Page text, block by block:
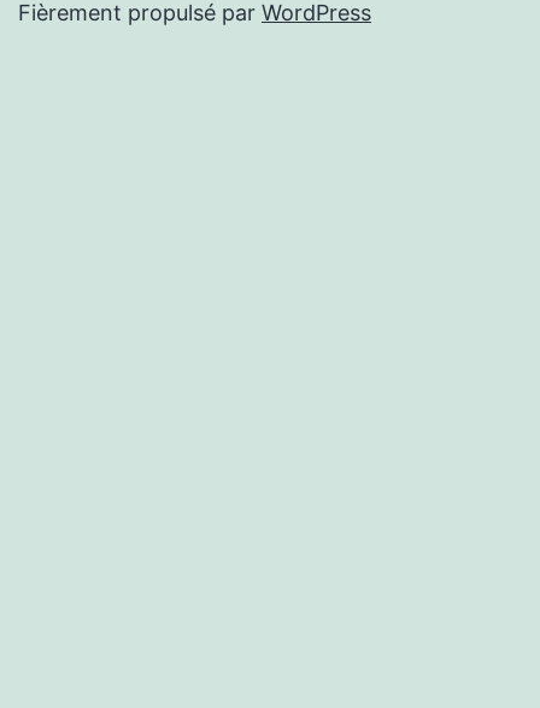
Fièrement propulsé par WordPress